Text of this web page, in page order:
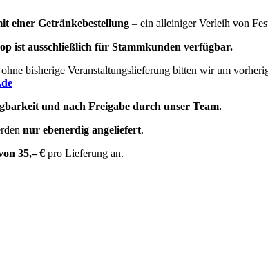
einer Getränkebestellung – ein alleiniger Verleih von
ist ausschließlich für Stammkunden verfügbar.
bisherige Veranstaltungslieferung bitten wir um
und nach Freigabe durch unser Team.
nur ebenerdig angeliefert.
35,– € pro Lieferung an.